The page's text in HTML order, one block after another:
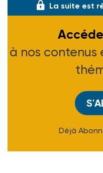
La suite est
à nos contenus
Déjà